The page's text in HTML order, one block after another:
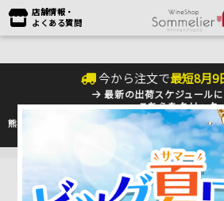
店舗情報・
よくある質問
今から注文で最短8月9
最新の出荷スケジュール
こちらをクリック
熊本地震の影響により九州への配送に遅れが生じて
のHP
をご確認下さい